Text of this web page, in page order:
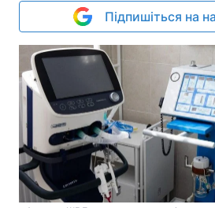
Підпишіться на